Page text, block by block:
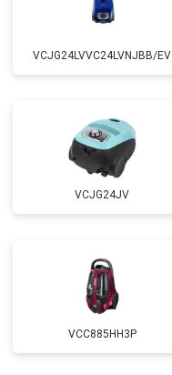
VCJG24LVVC24LVNJBB/EV
VCJG24JV
VCC885HH3P